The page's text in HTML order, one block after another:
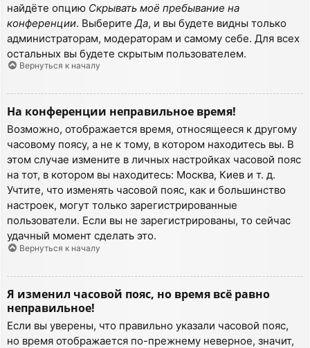
найдёте опцию Скрывать моё пребывание на
конференции. Выберите Да, и вы будете видны только
администраторам, модераторам и самому себе. Для всех
остальных вы будете скрытым пользователем.
Вернуться к началу
На конференции неправильное время!
Возможно, отображается время, относящееся к другому
часовому поясу, а не к тому, в котором находитесь вы. В
этом случае измените в личных настройках часовой пояс
на тот, в котором вы находитесь: Москва, Киев и т. д.
Учтите, что изменять часовой пояс, как и большинство
настроек, могут только зарегистрированные
пользователи. Если вы не зарегистрированы, то сейчас
удачный момент сделать это.
Вернуться к началу
Я изменил часовой пояс, но время всё равно
неправильное!
Если вы уверены, что правильно указали часовой пояс,
но время отображается по-прежнему неверное, значит,